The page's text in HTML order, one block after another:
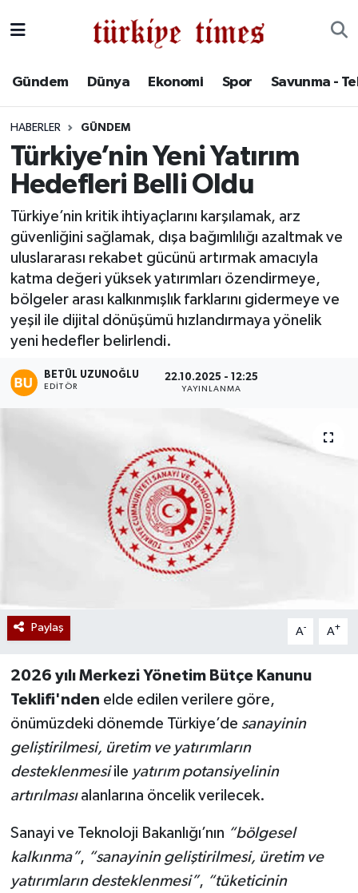
Gündem Dünya Ekonomi Spor Savunma -
HABERLER GÜNDEM
Türkiye’nin Yeni Yatırım
Hedefleri Belli Oldu
Türkiye’nin kritik ihtiyaçlarını karşılamak, arz
güvenliğini sağlamak, dışa bağımlılığı azaltmak ve
uluslararası rekabet gücünü artırmak amacıyla
katma değeri yüksek yatırımları özendirmeye,
bölgeler arası kalkınmışlık farklarını gidermeye ve
yeşil ile dijital dönüşümü hızlandırmaya yönelik
yeni hedefler belirlendi.
BETÜL UZUNOĞLU
EDITÖR
22.10.2025 - 12:25
YAYINLANMA
Paylaş A- A+
2026 yılı Merkezi Yönetim Bütçe Kanunu
Teklifi'nden elde edilen verilere göre,
önümüzdeki dönemde Türkiye’de sanayinin
geliştirilmesi, üretim ve yatırımların
desteklenmesiile yatırım potansiyelinin
artırılmasıalanlarına öncelik verilecek.
Sanayi ve Teknoloji Bakanlığı’nın “bölgesel
kalkınma”, “sanayinin geliştirilmesi, üretim ve
yatırımların desteklenmesi”, “tüketicinin
Ekonomi
Spor
Savunma - Teknoloji
Kültür - Sanat
Yaşam
Süper Lig Puan Durumu ve Fikstür
Tüm Manşetler
Son Dakika Haberleri
Haber Arşivi